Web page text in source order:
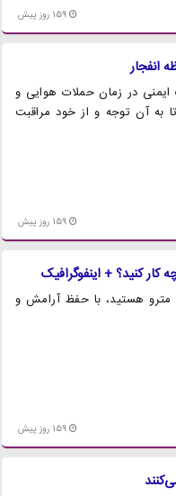
159 روز پیش
انفجار
در زمان حملات هوایی و
به آن توجه و از خود مراقبت
159 روز پیش
کار کنید؟ + اینفوگرافیک
مترو هستید، با حفظ آرامش و
159 روز پیش